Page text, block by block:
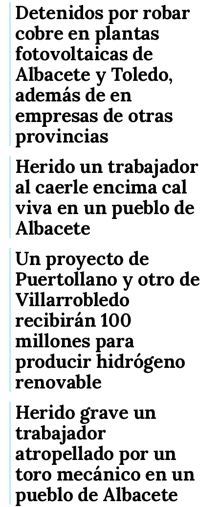
Detenidos por robar
cobre en plantas
fotovoltaicas de
Albacete y Toledo,
además de en
empresas de otras
provincias
Herido un trabajador
al caerle encima cal
viva en un pueblo de
Albacete
Un proyecto de
Puertollano y otro de
Villarrobledo
recibirán 100
millones para
producir hidrógeno
renovable
Herido grave un
trabajador
atropellado por un
toro mecánico en un
pueblo de Albacete